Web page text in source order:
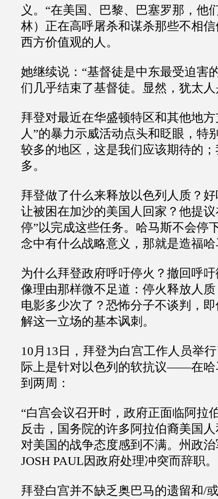
义。 “在美国、巴黎、巴塞罗那，他
林）正在高呼屠杀和谋杀那些不相
西方价值观的人。
她继续说： “基督徒是中东最受迫害
们几乎结束了基督徒。显然，犹太
拜登对最近在华盛顿特区和其他地
人 ”的暴力示威活动点头和眨眼，特
较多的地区，这是我们应该期待的
多。
拜登做了什么来释放以色列人质？
让被困在加沙的美国人回家？他提
停”以完成这些任务。哈马斯不会停
念中有什么战略意义，那就是造福
为什么拜登政府呼吁停火？撤回呼
像理由那样微不足道：停火释放人
电影多少次了？恐怖分子不谈判，
解这一立场的基本讽刺。
10 月 13 日，拜登为白宫工作人员举
际上是针对以色列的软抗议——在
到两周：
“白宫会议召开时，政府正面临阿拉
反击，国务院的许多阿拉伯裔美国
对美国的战争态度感到不满。州政
JOSH PAUL因政府处理冲突而辞职。
拜登白宫并不缺乏奥巴马的遗留和/